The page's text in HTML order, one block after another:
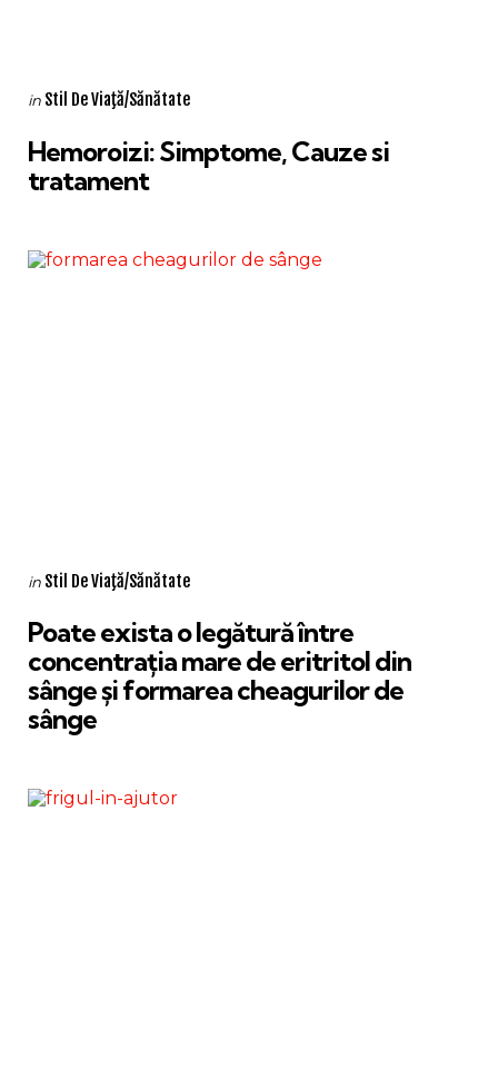
Categories
Posted
in Stil De Viaţă/Sănătate
Hemoroizi: Simptome, Cauze si
tratament
Categories
Posted
in Stil De Viaţă/Sănătate
Poate exista o legătură între
concentrația mare de eritritol din
sânge și formarea cheagurilor de
sânge